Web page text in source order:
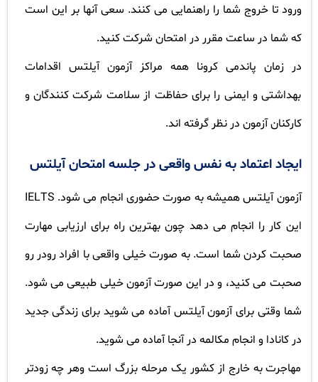
ورود تا خروج شما را راهنمایی می کنند. سعی آنها بر این است
که شما در ساعت مقرر در امتحان شرکت کنید.
در زمان پاندمی کرونا همه مراکز آزمون آیلتس اقدامات
بهداشتی و ایمنی را برای حفاظت از سلامت شرکت کنندگان و
کارکنان آزمون در نظر گرفته اند.
ایجاد اعتماد به نفس واقعی در جلسه امتحان آیلتس
آزمون آیلتس همیشه به صورت حضوری انجام می شود. IELTS
این کار را انجام می دهد چون بهترین راه برای ارزیابی مهارت
صحبت کردن شما است. به صورت خیلی واقعی با افراد رودر رو
صحبت می کنید، و در این صورت آزمون خیلی طبیعی می شود.
شما وقتی برای آزمون آیلتس آماده می شوید برای زندگی جدید
در کانادا و انجام مکالمه در آنجا آماده می شوید.
مهاجرت به خارج از کشور یک مرحله بزرگ است وهر چه زودتر